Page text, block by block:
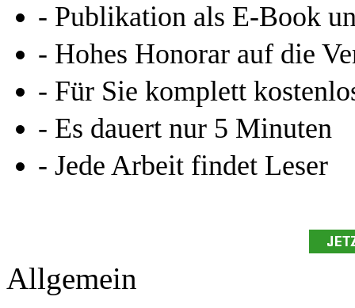
- Publikation als E-Book
- Hohes Honorar auf die
- Für Sie komplett
- Es dauert nur 5 Minuten
- Jede Arbeit findet Leser
Allgemein